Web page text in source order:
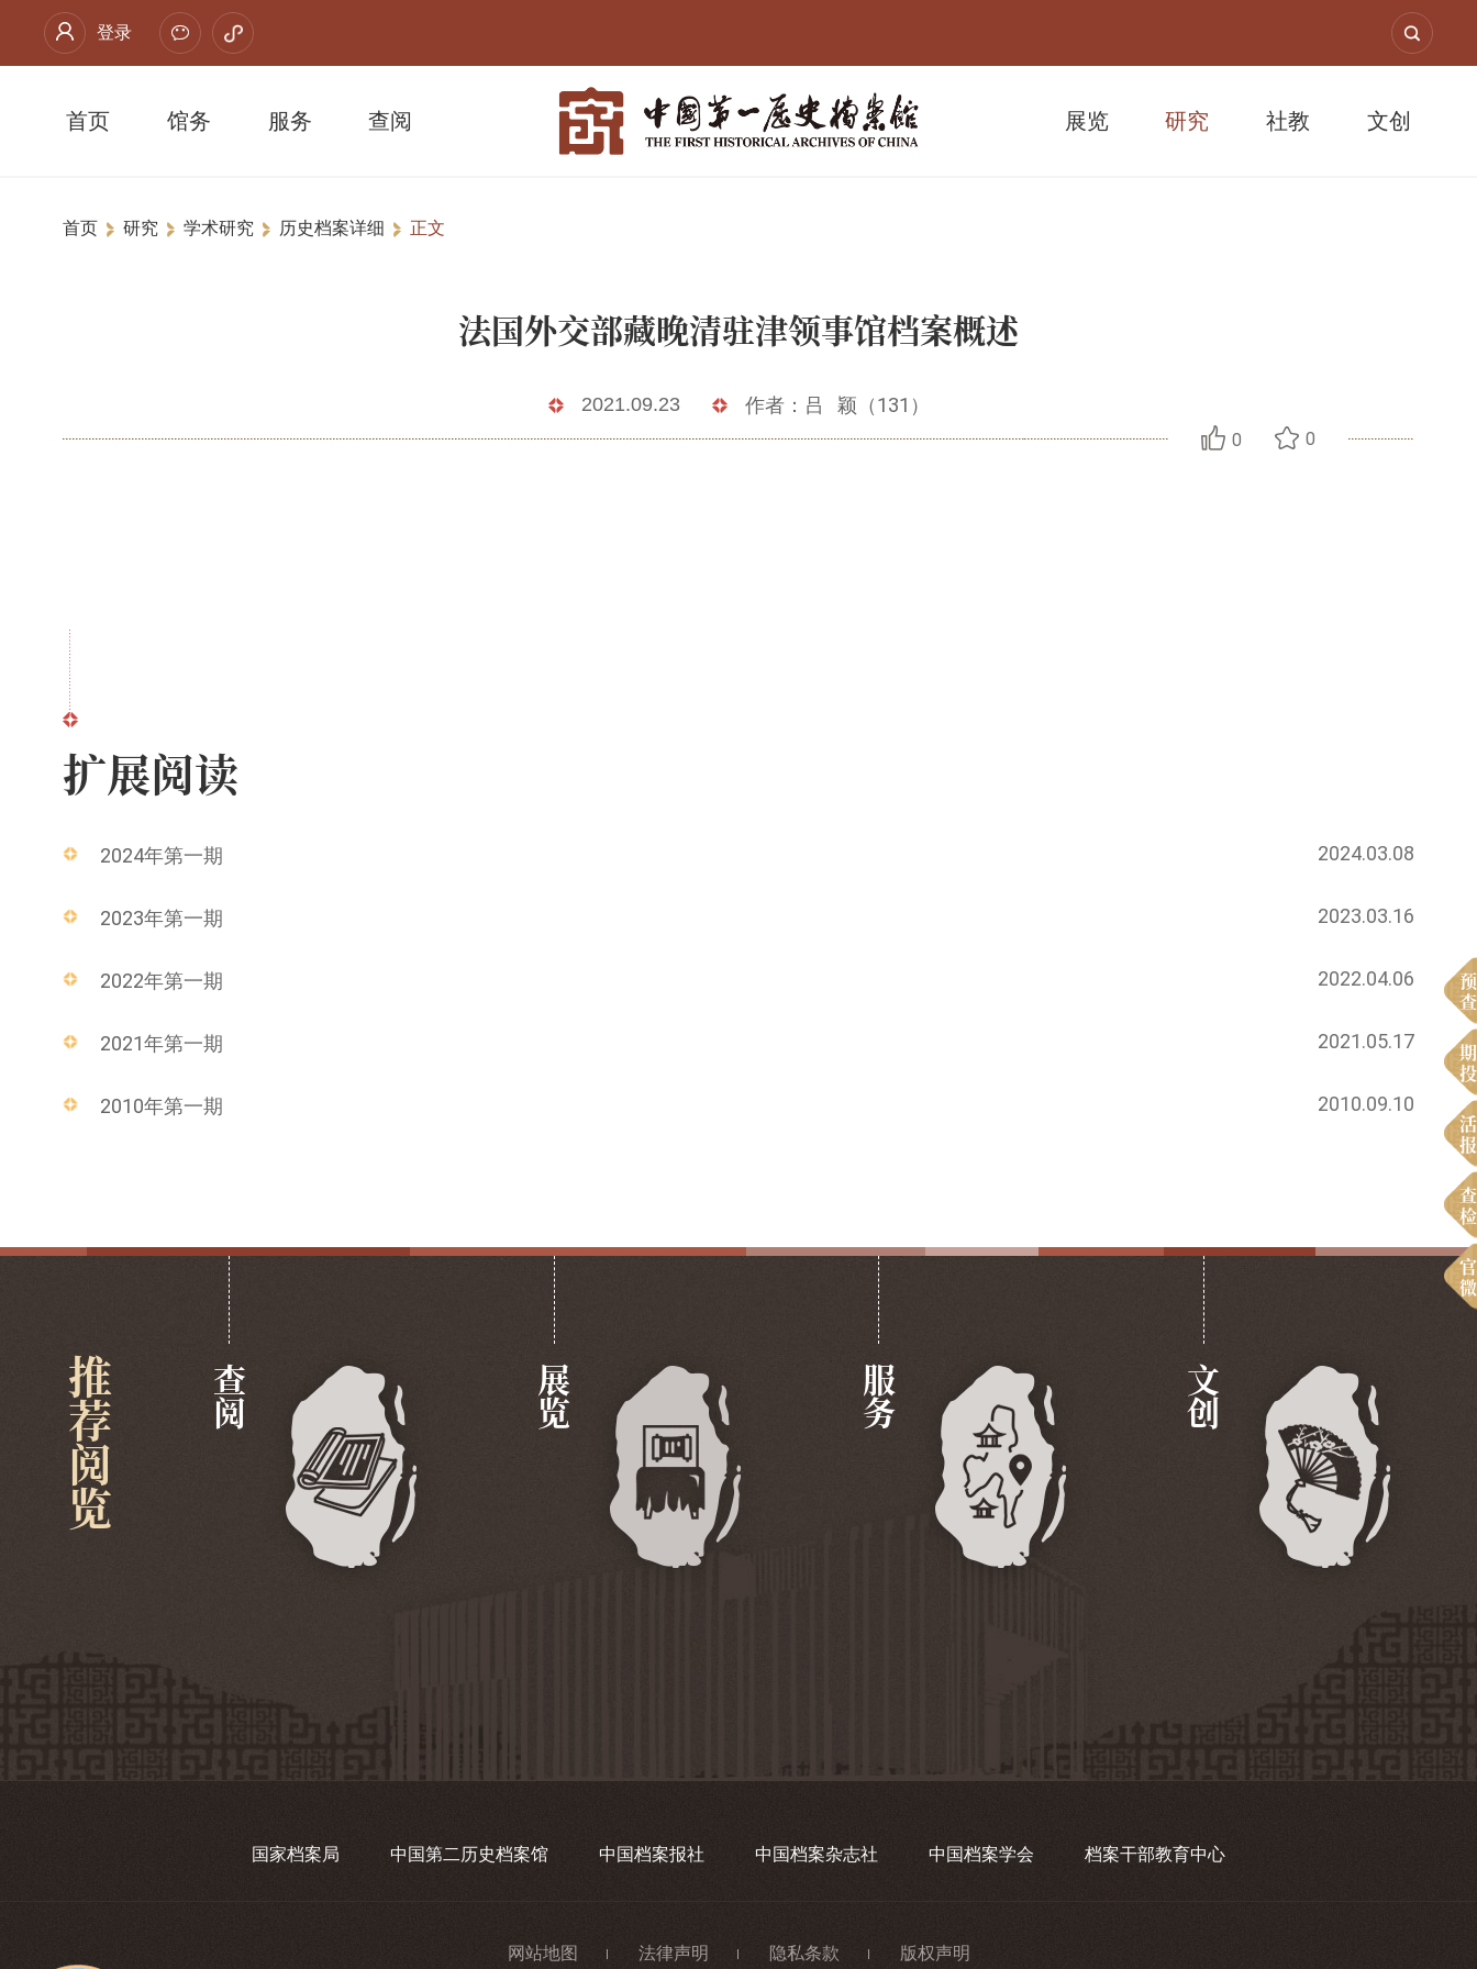
登录
首页 馆务 服务 查阅 展览 研究 社教 文创
首页 研究 学术研究 历史档案详细 正文
法国外交部藏晚清驻津领事馆档案概述
2021.09.23 作者：吕 颖（131）
0 0
扩展阅读
2024年第一期 2024.03.08
2023年第一期 2023.03.16
2022年第一期 2022.04.06
2021年第一期 2021.05.17
2010年第一期 2010.09.10
推荐阅览 查阅 展览 服务 文创
国家档案局 中国第二历史档案馆 中国档案报社 中国档案杂志社 中国档案学会 档案干部教育中心
网站地图 法律声明 隐私条款 版权声明